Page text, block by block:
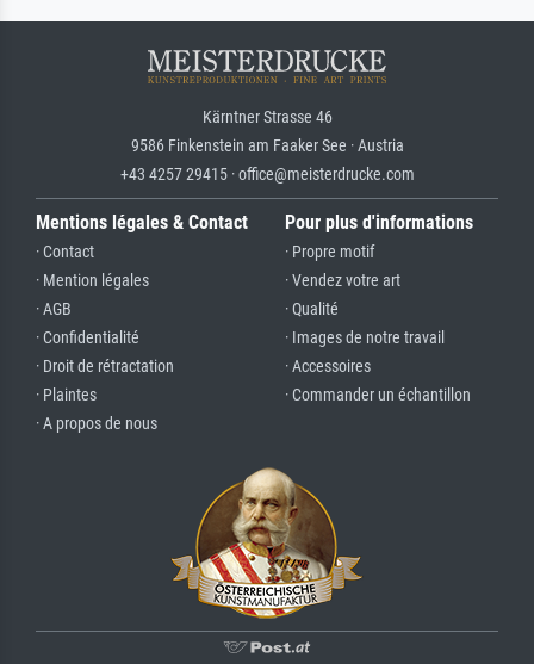
Kärntner Strasse 46
9586 Finkenstein am Faaker See · Austria
+43 4257 29415 · office@meisterdrucke.com
Mentions légales & Contact
· Contact
· Mention légales
· AGB
· Confidentialité
· Droit de rétractation
· Plaintes
· A propos de nous
Pour plus d'informations
· Propre motif
· Vendez votre art
· Qualité
· Images de notre travail
· Accessoires
· Commander un échantillon